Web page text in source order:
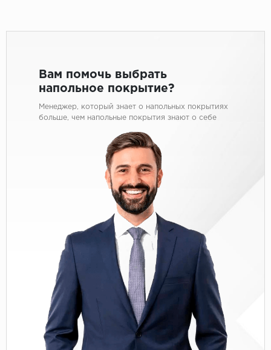
Вам помочь выбрать
напольное покрытие?
Менеджер, который знает о напольных покрытиях
больше, чем напольные покрытия знают о себе